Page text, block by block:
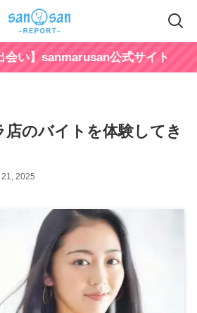
会い】sanmarusan公式サイト
のバイトを体験してき
2025